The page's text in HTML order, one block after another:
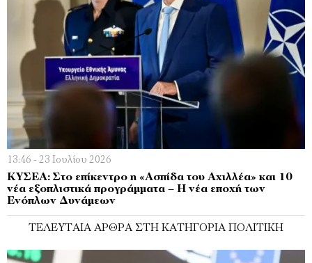
13:46 - 23 Ιουλίου 2026
ΚΥΣΕΑ: Στο επίκεντρο η «Ασπίδα του Αχιλλέα» και 10
νέα εξοπλιστικά προγράμματα – Η νέα εποχή των
Ενόπλων Δυνάμεων
ΤΕΛΕΥΤΑΊΑ ΆΡΘΡΑ ΣΤΗ ΚΑΤΗΓΟΡΊΑ ΠΟΛΙΤΙΚΉ